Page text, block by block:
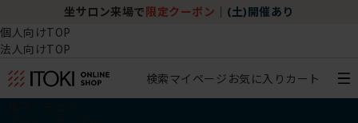
坐サロン来場で 限定クーポン (土)開催あり
個人向けTOP
法人向けTOP
検索マイページ お気に入り カート